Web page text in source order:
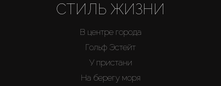
СТИЛЬ ЖИЗНИ
В центре города
Гольф Эстейт
У пристани
На берегу моря